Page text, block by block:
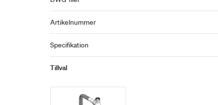
Artikelnummer
Specifikation
Tillval